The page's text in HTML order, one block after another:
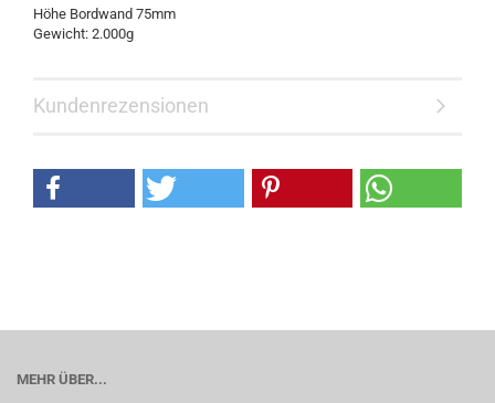
Höhe Bordwand 75mm
Gewicht: 2.000g
Kundenrezensionen
MEHR ÜBER...